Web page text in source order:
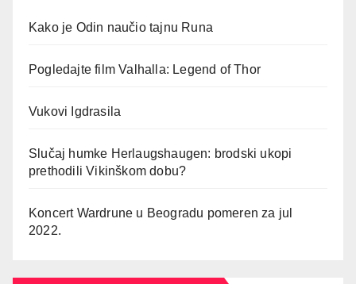
Kako je Odin naučio tajnu Runa
Pogledajte film Valhalla: Legend of Thor
Vukovi Igdrasila
Slučaj humke Herlaugshaugen: brodski ukopi
prethodili Vikinškom dobu?
Koncert Wardrune u Beogradu pomeren za jul
2022.